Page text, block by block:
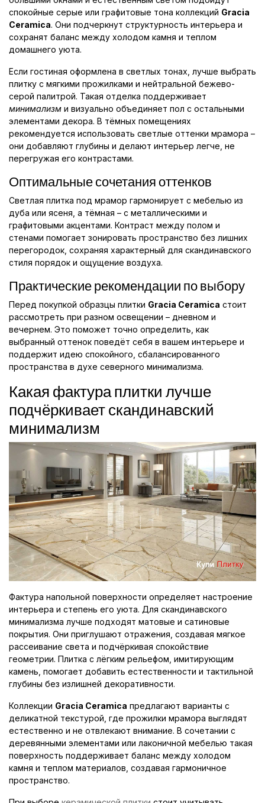
спокойные серые или графитовые тона коллекций Gracia
Ceramica. Они подчеркнут структурность интерьера и
сохранят баланс между холодом камня и теплом
домашнего уюта.
Если гостиная оформлена в светлых тонах, лучше выбрать
плитку с мягкими прожилками и нейтральной бежево-
серой палитрой. Такая отделка поддерживает
минимализм и визуально объединяет пол с остальными
элементами декора. В тёмных помещениях
рекомендуется использовать светлые оттенки мрамора –
они добавляют глубины и делают интерьер легче, не
перегружая его контрастами.
Оптимальные сочетания оттенков
Светлая плитка под мрамор гармонирует с мебелью из
дуба или ясеня, а тёмная – с металлическими и
графитовыми акцентами. Контраст между полом и
стенами помогает зонировать пространство без лишних
перегородок, сохраняя характерный для скандинавского
стиля порядок и ощущение воздуха.
Практические рекомендации по выбору
Перед покупкой образцы плитки Gracia Ceramica стоит
рассмотреть при разном освещении – дневном и
вечернем. Это поможет точно определить, как
выбранный оттенок поведёт себя в вашем интерьере и
поддержит идею спокойного, сбалансированного
пространства в духе северного минимализма.
Какая фактура плитки лучше
подчёркивает скандинавский
минимализм
Фактура напольной поверхности определяет настроение
интерьера и степень его уюта. Для скандинавского
минимализма лучше подходят матовые и сатиновые
покрытия. Они приглушают отражения, создавая мягкое
рассеивание света и подчёркивая спокойствие
геометрии. Плитка с лёгким рельефом, имитирующим
камень, помогает добавить естественности и тактильной
глубины без излишней декоративности.
Коллекции Gracia Ceramica предлагают варианты с
деликатной текстурой, где прожилки мрамора выглядят
естественно и не отвлекают внимание. В сочетании с
деревянными элементами или лаконичной мебелью такая
поверхность поддерживает баланс между холодом
камня и теплом материалов, создавая гармоничное
пространство.